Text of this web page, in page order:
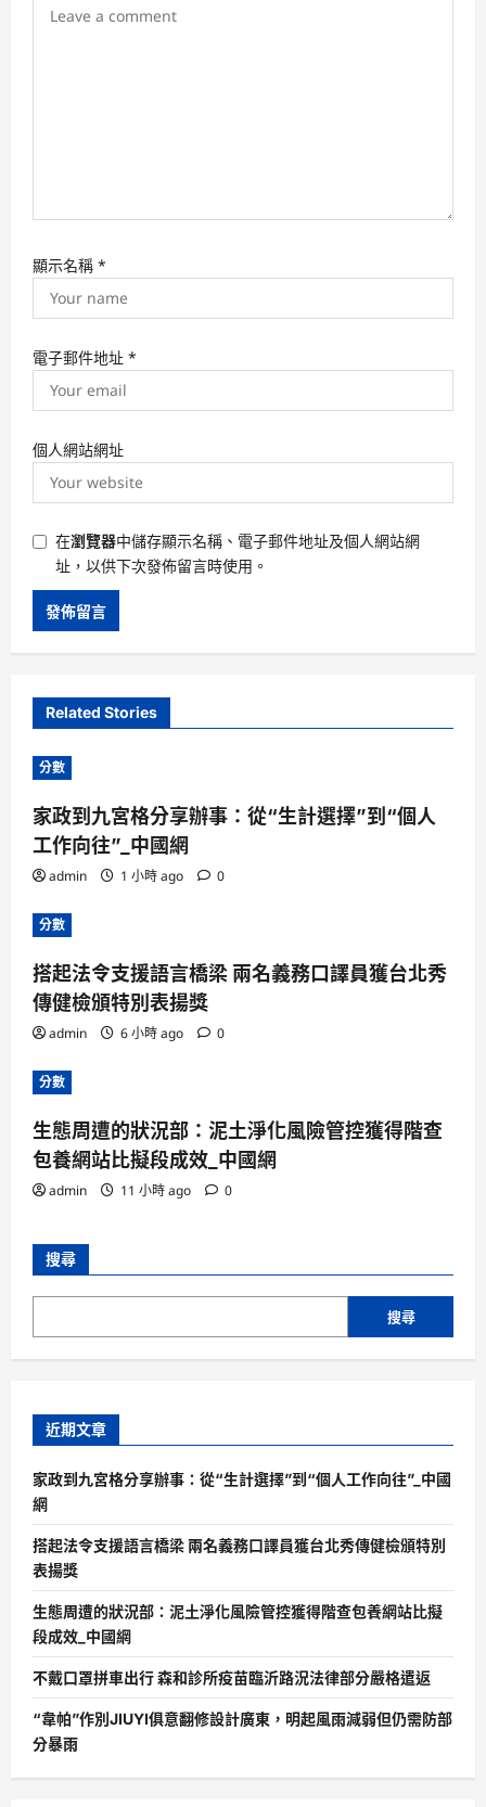
顯示名稱 *
電子郵件地址 *
個人網站網址
在瀏覽器中儲存顯示名稱、電子郵件地址及個人網站網
址，以供下次發佈留言時使用。
Related Stories
分數
家政到九宮格分享辦事：從“生計選擇”到“個人
工作向往”_中國網
admin 1 小時 ago 0
分數
搭起法令支援語言橋梁 兩名義務口譯員獲台北秀
傳健檢頒特別表揚獎
admin 6 小時 ago 0
分數
生態周遭的狀況部：泥土淨化風險管控獲得階查
包養網站比擬段成效_中國網
admin 11 小時 ago 0
搜尋
搜尋
近期文章
家政到九宮格分享辦事：從“生計選擇”到“個人工作向往”_中國
網
搭起法令支援語言橋梁 兩名義務口譯員獲台北秀傳健檢頒特別
表揚獎
生態周遭的狀況部：泥土淨化風險管控獲得階查包養網站比擬
段成效_中國網
不戴口罩拼車出行 森和診所疫苗臨沂路況法律部分嚴格遣返
“韋帕”作別JIUYI俱意翻修設計廣東，明起風雨減弱但仍需防部
分暴雨